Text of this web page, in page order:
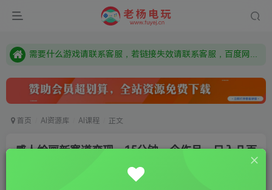
由于微信被封，沟通工具使用最群app，应用市场下载后添加好友：Y9FA49 以后用最群交流解决问题。不再使用微信！
需要什么游戏请联系客服，若链接失效请联系客服，百度网盘边上的激活码也是解压密码
首页 AI资源库 AI课程 正文
感人绘画新赛道变现，15分钟一个作品，日入几百